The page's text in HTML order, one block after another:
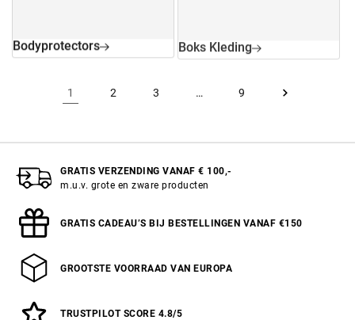
Bodyprotectors Boks Kleding
1 2 3 … 9
GRATIS VERZENDING VANAF € 100,-
m.u.v. grote en zware producten
GRATIS CADEAU’S BIJ BESTELLINGEN VANAF €150
GROOTSTE VOORRAAD VAN EUROPA
TRUSTPILOT SCORE 4.8/5